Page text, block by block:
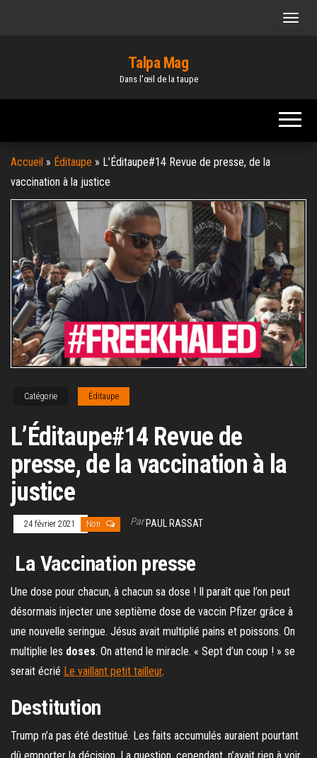
Talpa Mag
Dans l'œil de la taupe
Accueil » Éditaupe » L’Éditaupe#14 Revue de presse, de la
vaccination à la justice
Catégorie Éditaupe
L’Éditaupe#14 Revue de
presse, de la vaccination à la
justice
24 février 2021 Non ParPAUL RASSAT
La Vaccination presse
Une dose pour chacun, à chacun sa dose ! Il paraît que l’on peut
désormais injecter une septième dose de vaccin Pfizer grâce à
une nouvelle seringue. Jésus avait multiplié pains et poissons. On
multiplie les doses. On attend le miracle. « Sept d’un coup ! » se
serait écrié Le vaillant petit tailleur.
Destitution
Trump n’a pas été destitué. Les faits accumulés auraient pourtant
dû emporter la décision. La question, cependant, n’avait rien à voir